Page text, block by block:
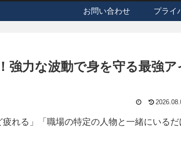
お問い合わせ プライ
強力な波動で身を守る最強ア
れる」「職場の特定の人物と一緒にいるだ